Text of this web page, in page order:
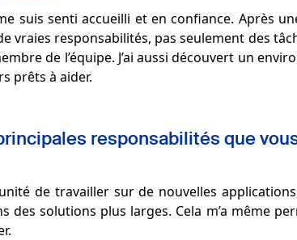
suis senti accueilli et en confiance. Après
vraies responsabilités, pas seulement des
de l’équipe. J’ai aussi découvert un
prêts à aider.
responsabilités que
de travailler sur de nouvelles
des solutions plus larges. Cela m’a même